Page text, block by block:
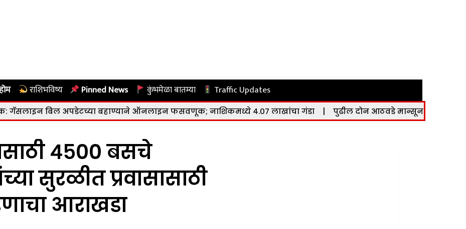
राशिभविष्य Pinned News कुंभमेळा बातम्या Traffic Updates
अपडेटच्या बहाण्याने ऑनलाइन फसवणूक; नाशिकमध्ये ४.०७ लाखांचा गंडा | पुढील दोन आठवडे मान्सून सक्रिय; देशभरात मुसळधार
४५०० बसचे
सुरळीत प्रवासासाठी
आराखडा